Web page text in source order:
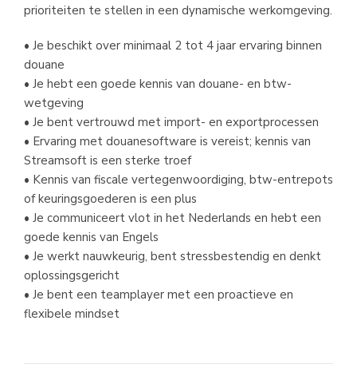
prioriteiten te stellen in een dynamische werkomgeving.
• Je beschikt over minimaal 2 tot 4 jaar ervaring binnen
douane
• Je hebt een goede kennis van douane- en btw-
wetgeving
• Je bent vertrouwd met import- en exportprocessen
• Ervaring met douanesoftware is vereist; kennis van
Streamsoft is een sterke troef
• Kennis van fiscale vertegenwoordiging, btw-entrepots
of keuringsgoederen is een plus
• Je communiceert vlot in het Nederlands en hebt een
goede kennis van Engels
• Je werkt nauwkeurig, bent stressbestendig en denkt
oplossingsgericht
• Je bent een teamplayer met een proactieve en
flexibele mindset